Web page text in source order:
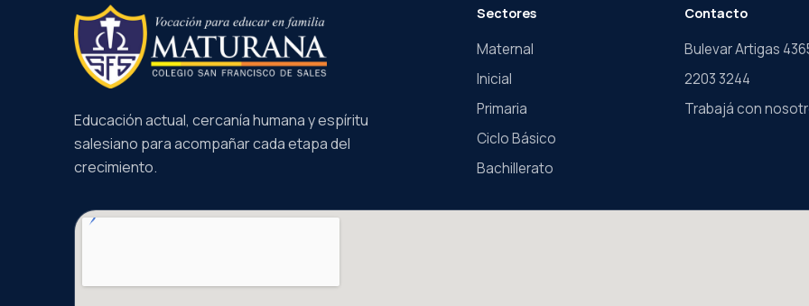
Educación actual, cercanía humana y espíritu
salesiano para acompañar cada etapa del
crecimiento.
Sectores
Maternal
Inicial
Primaria
Ciclo Básico
Bachillerato
Contacto
Bulevar Artigas
2203 3244
Trabajá con